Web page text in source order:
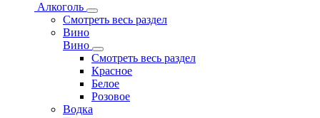
Алкоголь
Смотреть весь раздел
Вино
Вино
Смотреть весь раздел
Красное
Белое
Розовое
Водка